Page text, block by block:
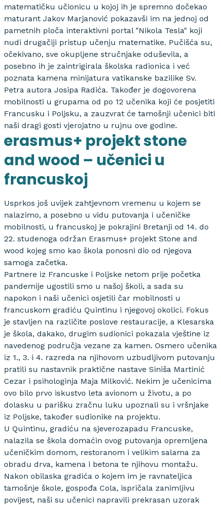
matematičku učionicu u kojoj ih je spremno dočekao
maturant Jakov Marjanović pokazavši im na jednoj od
pametnih ploča interaktivni portal "Nikola Tesla" koji
nudi drugačiji pristup učenju matematike. Pučišća su,
očekivano, sve okupljene stručnjake oduševila, a
posebno ih je zaintrigirala školska radionica i već
poznata kamena minijatura vatikanske bazilike Sv.
Petra autora Josipa Radića. Također je dogovorena
mobilnosti u grupama od po 12 učenika koji će posjetiti
Francusku i Poljsku, a zauzvrat će tamošnji učenici biti
naši dragi gosti vjerojatno u rujnu ove godine.
erasmus+ projekt stone
and wood – učenici u
francuskoj
Usprkos još uvijek zahtjevnom vremenu u kojem se
nalazimo, a posebno u vidu putovanja i učeničke
mobilnosti, u francuskoj je pokrajini Bretanji od 14. do
22. studenoga održan Erasmus+ projekt Stone and
wood kojeg smo kao škola ponosni dio od njegova
samoga začetka.
Partnere iz Francuske i Poljske netom prije početka
pandemije ugostili smo u našoj školi, a sada su
napokon i naši učenici osjetili čar mobilnosti u
francuskom gradiću Quintinu i njegovoj okolici. Fokus
je stavljen na različite poslove restauracije, a Klesarska
je škola, dakako, drugim sudionici pokazala vještine iz
navedenog područja vezane za kamen. Osmero učenika
iz 1., 3. i 4. razreda na njihovom uzbudljivom putovanju
pratili su nastavnik praktične nastave Siniša Martinić
Cezar i psihologinja Maja Milković. Nekim je učenicima
ovo bilo prvo iskustvo leta avionom u životu, a po
dolasku u parišku zračnu luku upoznali su i vršnjake
iz Poljske, također sudionike na projektu.
U Quintinu, gradiću na sjeverozapadu Francuske,
nalazila se škola domaćin ovog putovanja opremljena
učeničkim domom, restoranom i velikim salama za
obradu drva, kamena i betona te njihovu montažu.
Nakon obilaska gradića o kojem im je ravnateljica
tamošnje škole, gospođa Cola, ispričala zanimljivu
povijest, naši su učenici napravili prekrasan uzorak